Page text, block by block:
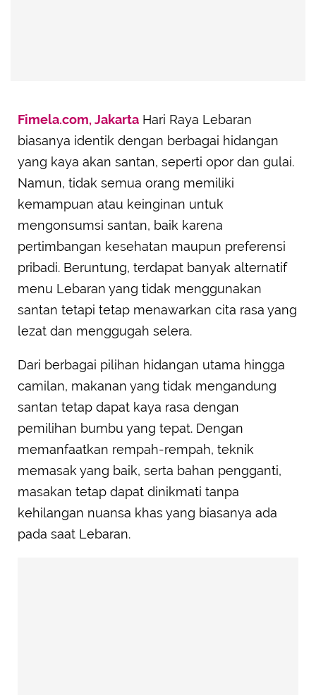
Fimela.com, Jakarta Hari Raya Lebaran
biasanya identik dengan berbagai hidangan
yang kaya akan santan, seperti opor dan gulai.
Namun, tidak semua orang memiliki
kemampuan atau keinginan untuk
mengonsumsi santan, baik karena
pertimbangan kesehatan maupun preferensi
pribadi. Beruntung, terdapat banyak alternatif
menu Lebaran yang tidak menggunakan
santan tetapi tetap menawarkan cita rasa yang
lezat dan menggugah selera.
Dari berbagai pilihan hidangan utama hingga
camilan, makanan yang tidak mengandung
santan tetap dapat kaya rasa dengan
pemilihan bumbu yang tepat. Dengan
memanfaatkan rempah-rempah, teknik
memasak yang baik, serta bahan pengganti,
masakan tetap dapat dinikmati tanpa
kehilangan nuansa khas yang biasanya ada
pada saat Lebaran.